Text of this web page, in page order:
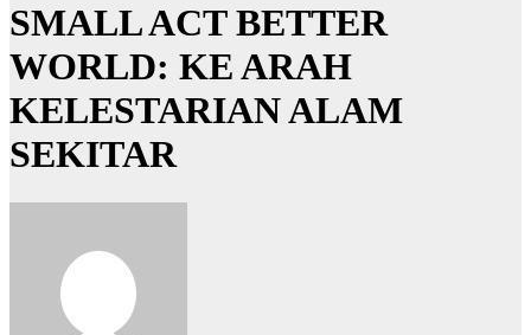
SMALL ACT BETTER
WORLD: KE ARAH
KELESTARIAN ALAM
SEKITAR